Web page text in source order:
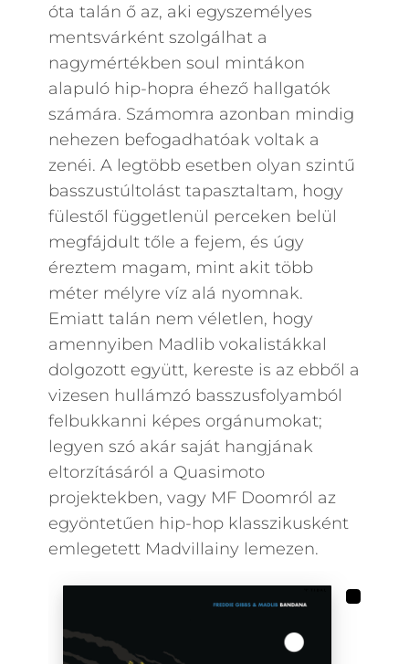
óta talán ő az, aki egyszemélyes
mentsvárként szolgálhat a
nagymértékben soul mintákon
alapuló hip-hopra éhező hallgatók
számára. Számomra azonban mindig
nehezen befogadhatóak voltak a
zenéi. A legtöbb esetben olyan szintű
basszustúltolást tapasztaltam, hogy
fülestől függetlenül perceken belül
megfájdult tőle a fejem, és úgy
éreztem magam, mint akit több
méter mélyre víz alá nyomnak.
Emiatt talán nem véletlen, hogy
amennyiben Madlib vokalistákkal
dolgozott együtt, kereste is az ebből a
vizesen hullámzó basszusfolyamból
felbukkanni képes orgánumokat;
legyen szó akár saját hangjának
eltorzításáról a Quasimoto
projektekben, vagy MF Doomról az
egyöntetűen hip-hop klasszikusként
emlegetett Madvillainy lemezen.